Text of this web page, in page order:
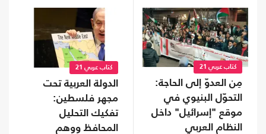
كتاب عربي 21
مِن العدوّ إلى الحاجة:
التحوّل البنيوي في
موقع "إسرائيل" داخل
النظام العربي
كتاب عربي 21
الدولة العربية تحت
مجهر فلسطين:
تفكيك التحليل
المحافظ ووهم